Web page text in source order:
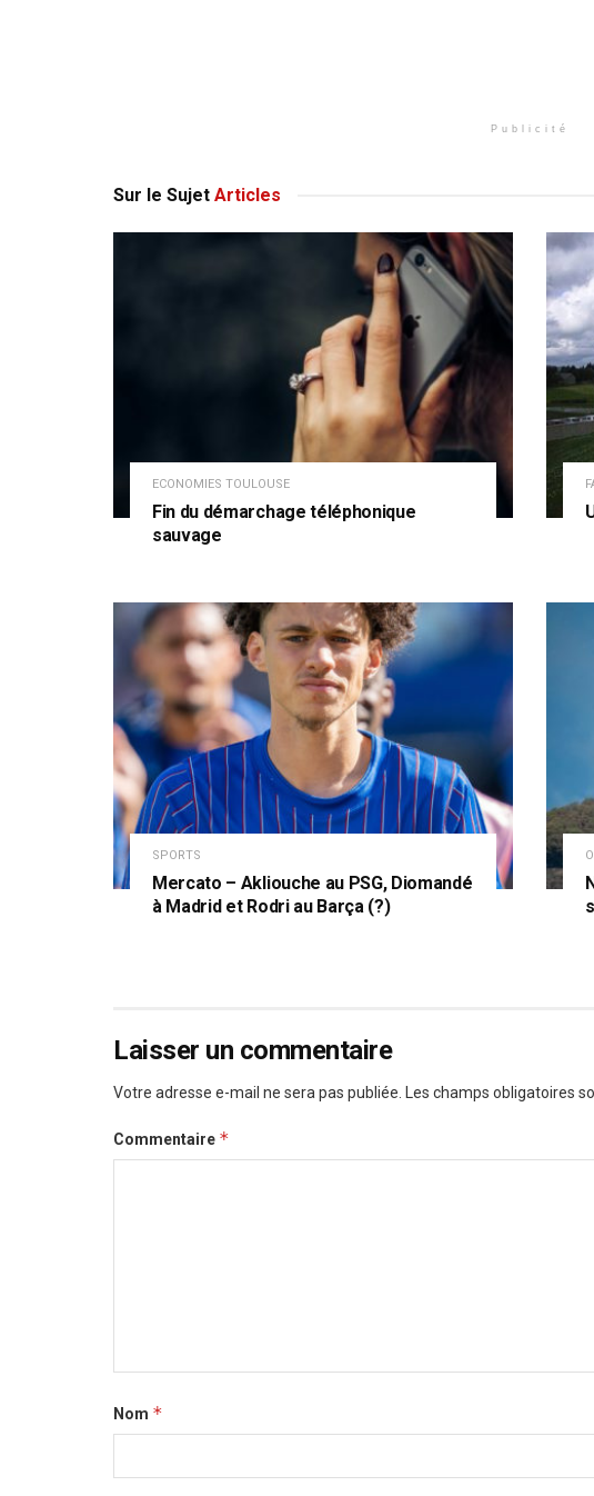
Publicité
Sur le Sujet Articles
ECONOMIES TOULOUSE
Fin du démarchage téléphonique
sauvage
SPORTS
Mercato – Akliouche au PSG, Diomandé
à Madrid et Rodri au Barça (?)
Laisser un commentaire
Votre adresse e-mail ne sera pas publiée. Les champs obligatoires
Commentaire *
Nom *